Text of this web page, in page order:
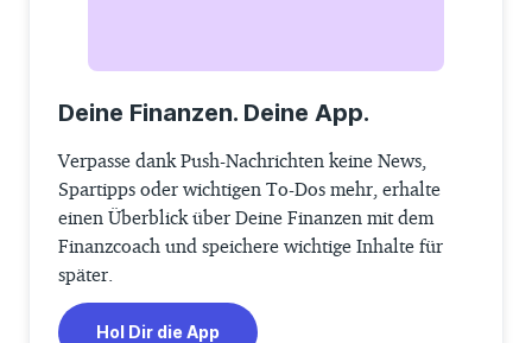
Deine Finanzen. Deine App.
Verpasse dank Push-Nachrichten keine News,
Spartipps oder wichtigen To-Dos mehr, erhalte
einen Überblick über Deine Finanzen mit dem
Finanzcoach und speichere wichtige Inhalte für
später.
Hol Dir die App